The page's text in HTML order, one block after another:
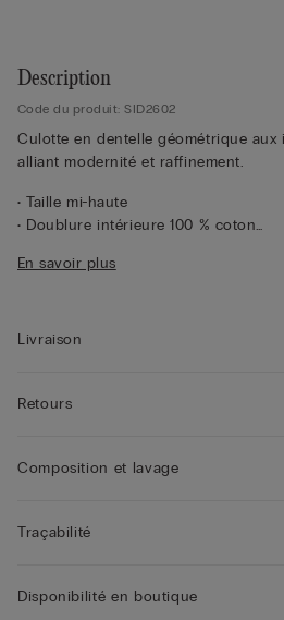
Description
Code du produit: SID2602
Culotte en dentelle géométrique aux
alliant modernité et raffinement.
• Taille mi-haute
• Doublure intérieure 100 % coton
• Le mannequin mesure 1,75 m et
En savoir plus
Livraison
Retours
Composition et lavage
Traçabilité
Disponibilité en boutique